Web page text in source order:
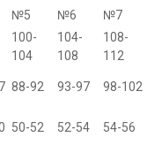
№5 №6 №7
100-
104
104-
108
108-
112
88-92 93-97 98-102
50-52 52-54 54-56